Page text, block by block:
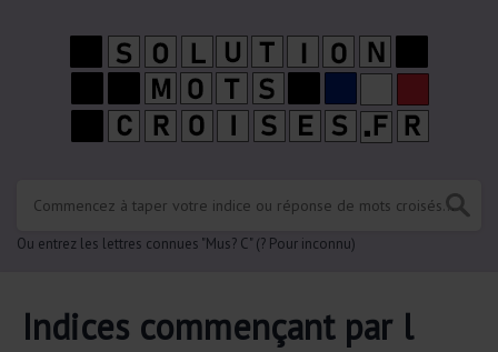
Ou entrez les lettres connues "Mus? C" (? Pour inconnu)
Indices commençant par l